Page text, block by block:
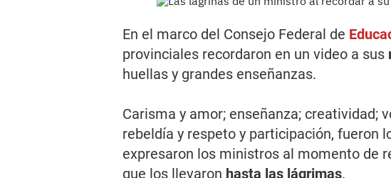
En el marco del Consejo Federal de
provinciales recordaron en un video a sus
huellas y grandes enseñanzas.
Carisma y amor; enseñanza; creatividad;
rebeldía y respeto y participación, fueron
expresaron los ministros al momento de
que los llevaron hasta las lágrimas.